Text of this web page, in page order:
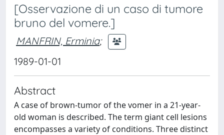
[Osservazione di un caso di tumore
bruno del vomere.]
MANFRIN, Erminia;
1989-01-01
Abstract
A case of brown-tumor of the vomer in a 21-year-
old woman is described. The term giant cell lesions
encompasses a variety of conditions. Three distinct